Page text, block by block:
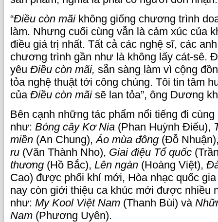
“Điều còn mãi không giống chương trình
làm. Nhưng cuối cùng vẫn là cảm xúc của
điều giá trị nhất. Tất cả các nghệ sĩ, các
chương trình gần như là không lấy cát-sê.
yêu Điều còn mãi, sẵn sàng làm vì cộng
tỏa nghệ thuật tới công chúng. Tôi tin tâm
của Điều còn mãisẽ lan tỏa”, ông Dương
Bên cạnh những tác phẩm nổi tiếng đi cùng
như: Bóng cây Kơ Nia (Phan Huỳnh Điểu),
miền (An Chung),Áo mùa đông (Đỗ
ru (Văn Thành Nho), Giai điệu Tổ quốc
thương (Hồ Bắc), Lên ngàn (Hoàng Việt),
Cao) được phối khí mới, Hòa nhạc quốc gia
nay còn giới thiệu ca khúc mới được nhiều
như: My Kool Việt Nam (Thanh Bùi) và
Nam (Phương Uyên).